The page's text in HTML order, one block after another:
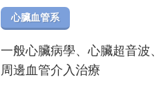
心臟血管系
一般心臟病學、心臟超音波
周邊血管介入治療